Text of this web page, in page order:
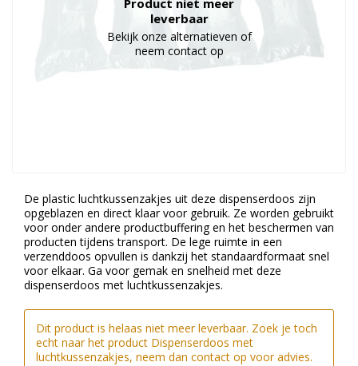
Bedrukte verpakkingen
Product niet meer
leverbaar
Bekijk onze alternatieven of
neem contact op
De plastic luchtkussenzakjes uit deze dispenserdoos zijn
opgeblazen en direct klaar voor gebruik. Ze worden gebruikt
voor onder andere productbuffering en het beschermen van
producten tijdens transport. De lege ruimte in een
verzenddoos opvullen is dankzij het standaardformaat snel
voor elkaar. Ga voor gemak en snelheid met deze
dispenserdoos met luchtkussenzakjes.
Dit product is helaas niet meer leverbaar. Zoek je toch
echt naar het product Dispenserdoos met
luchtkussenzakjes, neem dan contact op voor advies.